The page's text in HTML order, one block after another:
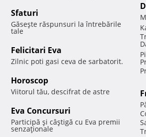
Sfaturi
Găseşte răspunsuri la întrebările
tale
Felicitari Eva
Zilnic poti gasi ceva de sarbatorit.
Horoscop
Viitorul tău, descifrat de astre
Eva Concursuri
Participă şi câştigă cu Eva premii
senzaţionale